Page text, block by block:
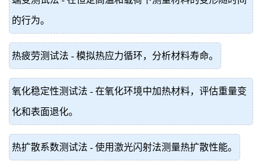
的行为。
热疲劳测试法 - 模拟热应力循环，分析材料寿命。
氧化稳定性测试法 - 在氧化环境中加热材料，评估重量变
化和表面退化。
热扩散系数测试法 - 使用激光闪射法测量热扩散性能。